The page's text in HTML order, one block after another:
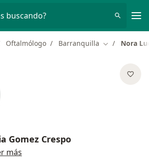
buscando?
Oftalmólogo Barranquilla Cambiar de
Nora
Gomez Crespo
más